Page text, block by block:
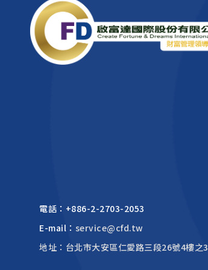
電話： +886-2-2703-2053
E-mail： service@cfd.tw
地址：台北市大安區仁愛路三段26號4樓之3